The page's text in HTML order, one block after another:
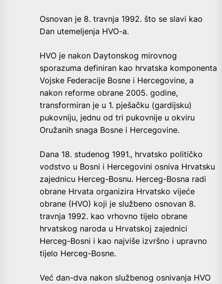
Osnovan je 8. travnja 1992. što se slavi kao
Dan utemeljenja HVO-a.
HVO je nakon Daytonskog mirovnog
sporazuma definiran kao hrvatska komponenta
Vojske Federacije Bosne i Hercegovine, a
nakon reforme obrane 2005. godine,
transformiran je u 1. pješačku (gardijsku)
pukovniju, jednu od tri pukovnije u okviru
Oružanih snaga Bosne i Hercegovine.
Dana 18. studenog 1991., hrvatsko političko
vodstvo u Bosni i Hercegovini osniva Hrvatsku
zajednicu Herceg-Bosnu. Herceg-Bosna radi
obrane Hrvata organizira Hrvatsko vijeće
obrane (HVO) koji je službeno osnovan 8.
travnja 1992. kao vrhovno tijelo obrane
hrvatskog naroda u Hrvatskoj zajednici
Herceg-Bosni i kao najviše izvršno i upravno
tijelo Herceg-Bosne.
Već dan-dva nakon službenog osnivanja HVO